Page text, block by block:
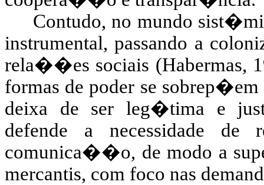
Contudo, no mundo
instrumental, passando a
rela��es sociais (Habermas,
formas de poder se
deixa de ser leg�tima e
defende a necessidade
comunica��o, de modo a
mercantis, com foco nas